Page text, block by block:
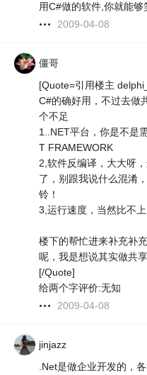
用C#做的软件,你就能
2009-04-08
僵哥
[Quote=引用楼主
C#的确好用，不过去做
个不足
1..NET平台，你是不是
T FRAMEWORK
2,软件反编译，大大呀
了，别跟我说什么混淆
铃！
3,运行速度，当然比不
楼下的帮忙进来补充补
呢，我是想说其实做共
[/Quote]
给两个字评价:无知
2009-04-08
jinjazz
.Net是做企业开发的，